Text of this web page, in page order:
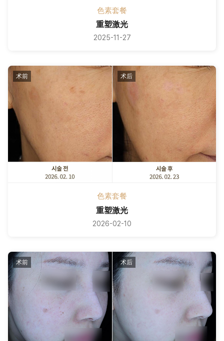
色素套餐
重塑激光
2025-11-27
术前 术后
色素套餐
重塑激光
2026-02-10
术前 术后